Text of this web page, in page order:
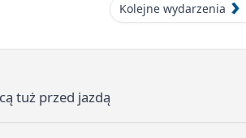
Kolejne wydarzenia
tuż przed jazdą